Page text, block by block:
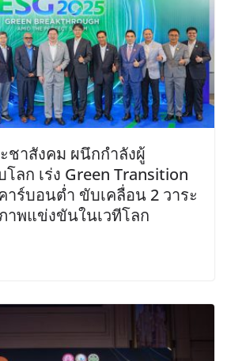
ชาสังคม ผนึกกำลังผู้
ลก เร่ง Green Transition
ร์บอนต่ำ ขับเคลื่อน 2 วาระ
าพแข่งขันในเวทีโลก